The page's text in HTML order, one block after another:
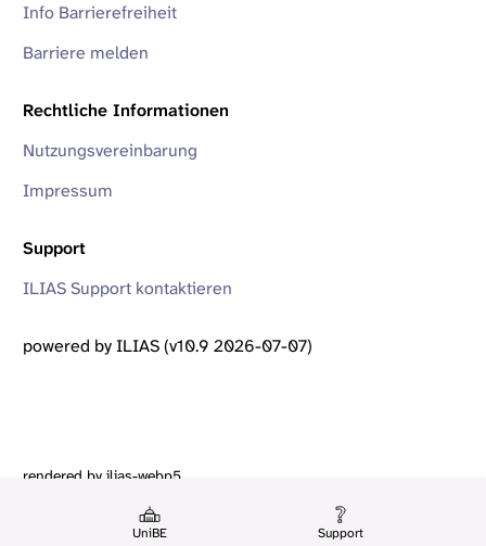
UniBE Support
Info Barrierefreiheit
Barriere melden
Rechtliche Informationen
Nutzungsvereinbarung
Impressum
Support
ILIAS Support kontaktieren
powered by ILIAS (v10.9 2026-07-07)
rendered by ilias-webp5